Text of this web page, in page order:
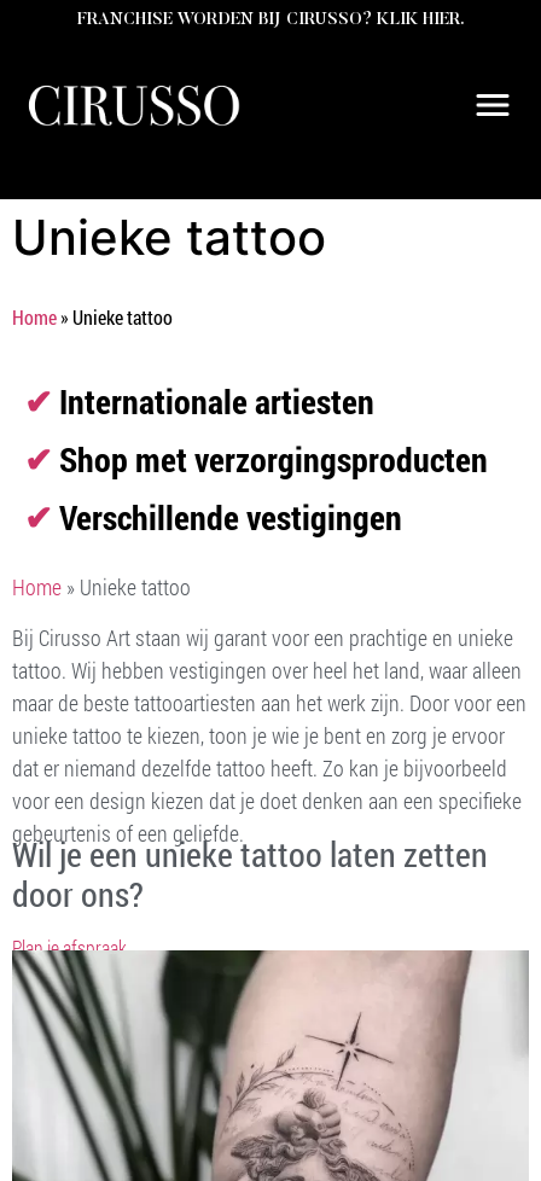
FRANCHISE WORDEN BIJ CIRUSSO? KLIK HIER.
Unieke tattoo
Home» Unieke tattoo
✔ Internationale artiesten
✔ Shop met verzorgingsproducten
✔Verschillende vestigingen
Home » Unieke tattoo
Bij Cirusso Art staan wij garant voor een prachtige en unieke
tattoo. Wij hebben vestigingen over heel het land, waar alleen
maar de beste tattooartiesten aan het werk zijn. Door voor een
unieke tattoo te kiezen, toon je wie je bent en zorg je ervoor
dat er niemand dezelfde tattoo heeft. Zo kan je bijvoorbeeld
voor een design kiezen dat je doet denken aan een specifieke
gebeurtenis of een geliefde.
Wil je een unieke tattoo laten zetten
door ons?
Plan je afspraak